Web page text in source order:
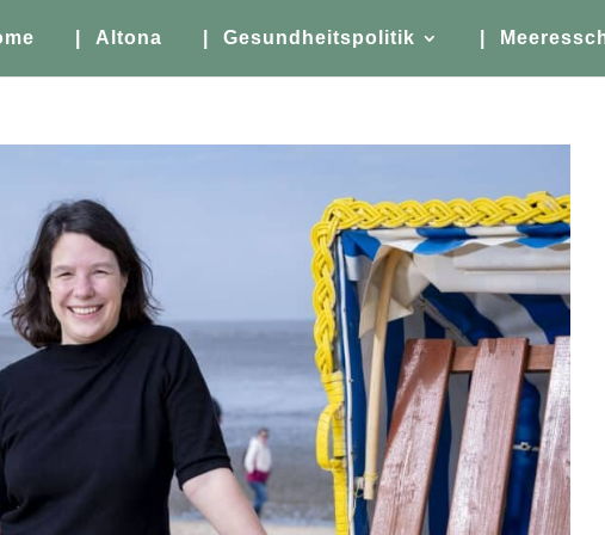
| Altona | Gesundheitspolitik |